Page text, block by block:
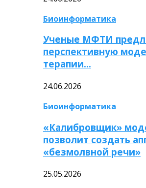
Биоинформатика
Ученые МФТИ
перспективную
терапии…
24.06.2026
Биоинформатика
«Калибровщик»
позволит создать
«безмолвной речи»
25.05.2026